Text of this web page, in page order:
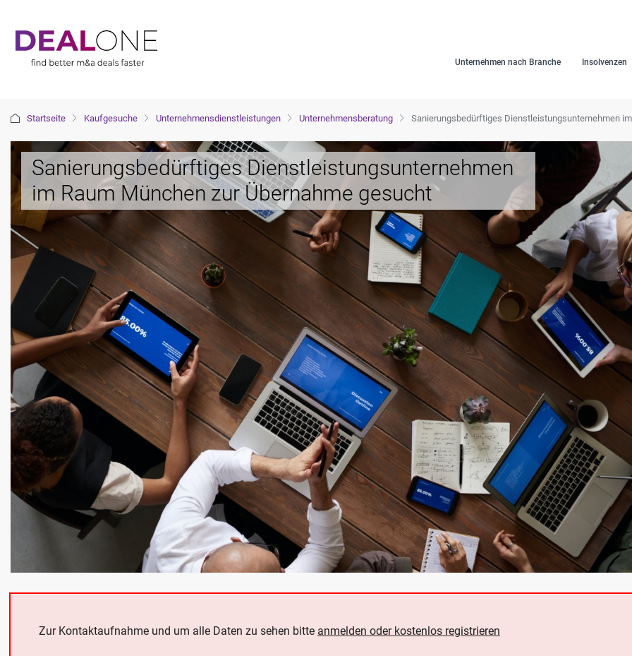
Unternehmen nach Branche Insolvenzen
Startseite Kaufgesuche Unternehmensdienstleistungen Unternehmensberatung Sanierungsbedürftiges Dienstleistungsunternehmen
Sanierungsbedürftiges Dienstleistungsunternehmen
im Raum München zur Übernahme gesucht
Zur Kontaktaufnahme und um alle Daten zu sehen bitte anmelden oder kostenlos registrieren